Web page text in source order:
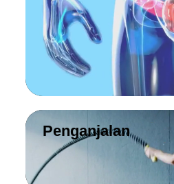
Penganjalan